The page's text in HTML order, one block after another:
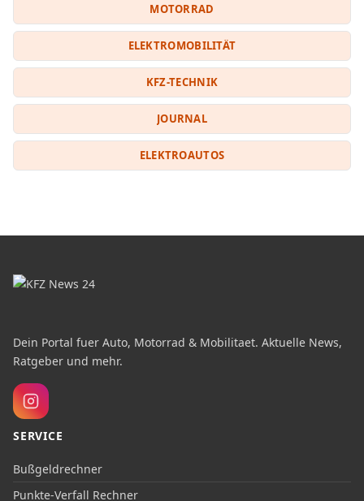
MOTORRAD
ELEKTROMOBILITÄT
KFZ-TECHNIK
JOURNAL
ELEKTROAUTOS
Dein Portal fuer Auto, Motorrad & Mobilitaet. Aktuelle News,
Ratgeber und mehr.
SERVICE
Bußgeldrechner
Punkte-Verfall Rechner